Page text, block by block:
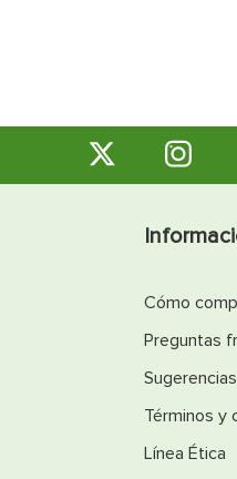
Cómo
Preguntas
Términos y
Línea Ética